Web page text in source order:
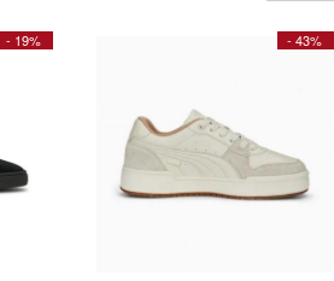
- 19% - 43%